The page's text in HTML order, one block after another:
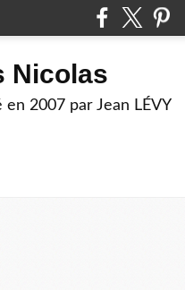
Nicolas
2007 par Jean LÉVY